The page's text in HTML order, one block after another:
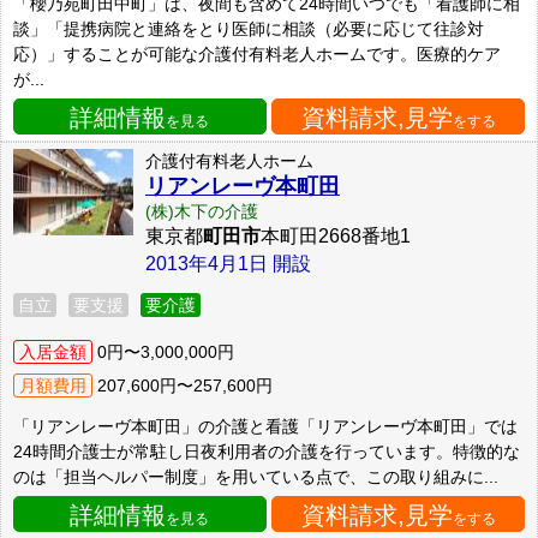
談」「提携病院と連絡をとり医師に相談（必要に応じて往診対
応）」することが可能な介護付有料老人ホームです。医療的ケア
が...
詳細情報 を見る 資料請求,見学をする
介護付有料老人ホーム
リアンレーヴ本町田
(株)木下の介護
東京都町田市本町田2668番地1
2013年4月1日 開設
自立 要支援 要介護
入居金額 0円〜3,000,000円
月額費用
207,600円〜257,600円
「リアンレーヴ本町田」の介護と看護「リアンレーヴ本町田」では
24時間介護士が常駐し日夜利用者の介護を行っています。特徴的な
のは「担当ヘルパー制度」を用いている点で、この取り組みに...
詳細情報 を見る 資料請求,見学をする